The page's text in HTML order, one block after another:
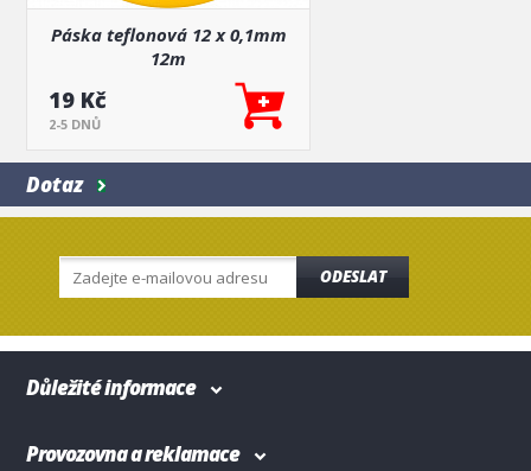
Páska teflonová 12 x 0,1mm
12m
19 Kč
2-5 DNŮ
Dotaz
ODESLAT
Důležité informace
Provozovna a reklamace